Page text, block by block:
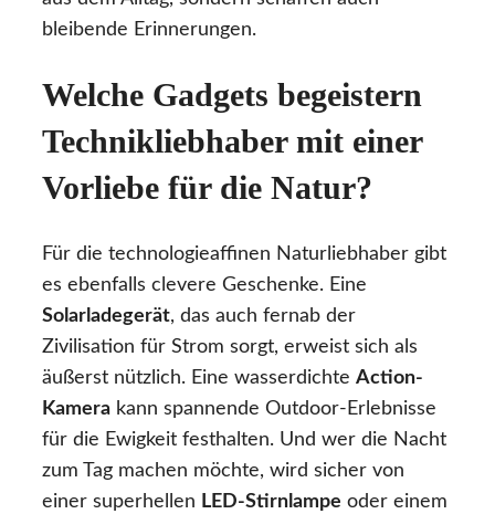
bleibende Erinnerungen.
Welche Gadgets begeistern
Technikliebhaber mit einer
Vorliebe für die Natur?
Für die technologieaffinen Naturliebhaber gibt
es ebenfalls clevere Geschenke. Eine
Solarladegerät, das auch fernab der
Zivilisation für Strom sorgt, erweist sich als
äußerst nützlich. Eine wasserdichte Action-
Kamera kann spannende Outdoor-Erlebnisse
für die Ewigkeit festhalten. Und wer die Nacht
zum Tag machen möchte, wird sicher von
einer superhellen LED-Stirnlampe oder einem